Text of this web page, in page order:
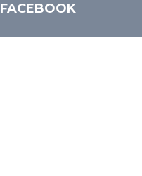
FACEBOOK